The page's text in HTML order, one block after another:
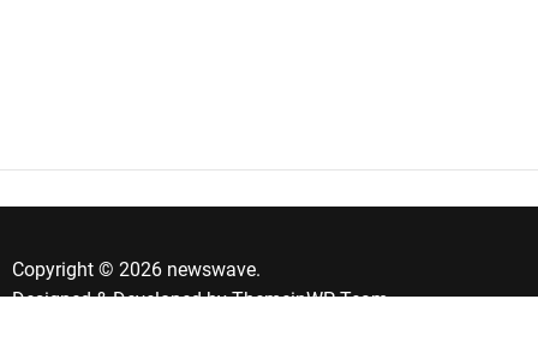
Copyright © 2026 newswave.
Designed & Developed byThemeinWP Team